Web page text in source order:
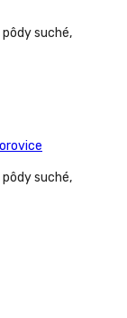
suché,
suché,